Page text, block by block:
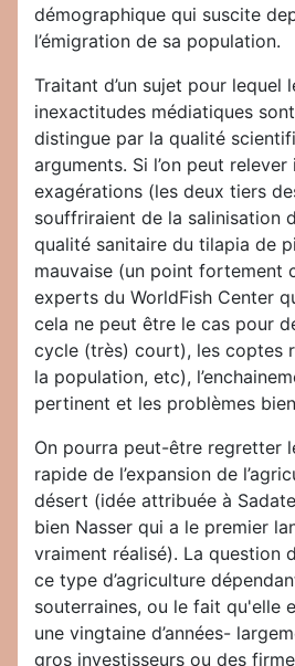
démographique qui suscite
l’émigration de sa population.
Traitant d’un sujet pour lequel
inexactitudes médiatiques
distingue par la qualité
arguments. Si l’on peut
exagérations (les deux tiers
souffriraient de la salinisation
qualité sanitaire du tilapia de
mauvaise (un point fortement
experts du WorldFish Center
cela ne peut être le cas pour
cycle (très) court), les coptes
la population, etc),
pertinent et les problèmes
On pourra peut-être regretter
rapide de l’expansion de
désert (idée attribuée à
bien Nasser qui a le premier
vraiment réalisé). La question
ce type d’agriculture
souterraines, ou le fait qu'elle
une vingtaine d’années-
gros investisseurs ou des